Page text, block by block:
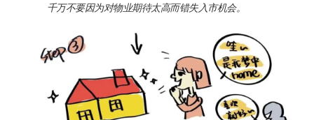
千万不要因为对物业期待太高而错失入市机会。